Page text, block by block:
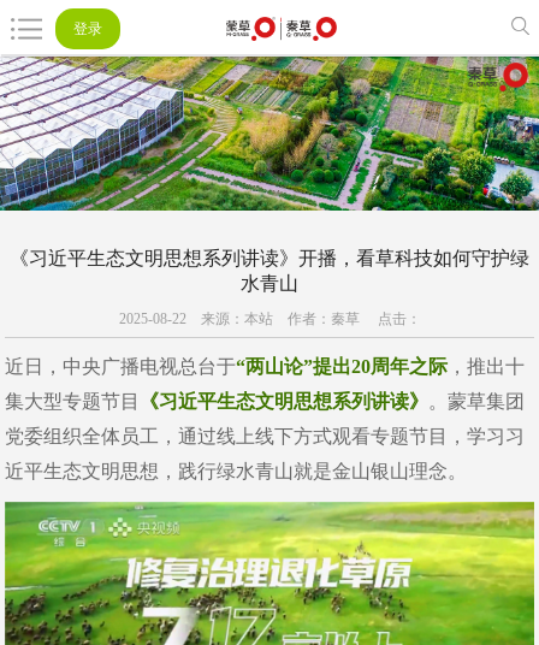
登录
登录
《习近平生态文明思想系列讲读》开播，看草科技如何守护绿
水青山
2025-08-22 来源：本站 作者：秦草 点击：
近日，中央广播电视总台于“两山论”提出20周年之际 ，推出十
集大型专题节目
《习近平生态文明思想系列讲读》 。蒙草集团
党委组织全体员工，通过线上线下方式观看专题节目，学习习
近平生态文明思想，践行绿水青山就是金山银山理念。